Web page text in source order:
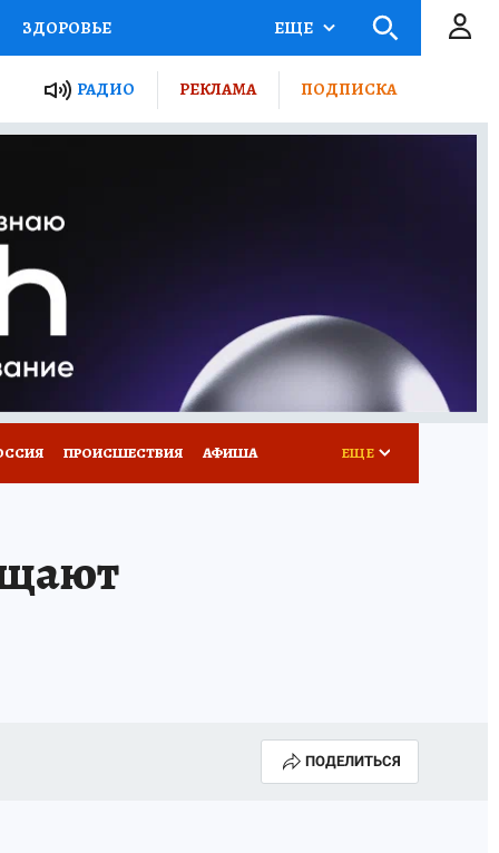
ЗДОРОВЬЕ
РОССИИ
ПУТЕВОДИТЕЛЬ
ПОТРЕБИТЕЛЯ
ЕЩЕ
РАДИО РЕКЛАМА ПОДПИСКА
ПРОИСШЕСТВИЯ АФИША ЕЩЕ
ПОДЕЛИТЬСЯ